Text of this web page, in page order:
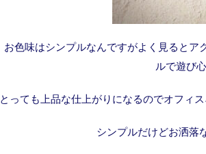
お色味はシンプルなんですがよく見るとア
ルで遊び
とっても上品な仕上がりになるのでオフィ
シンプルだけどお洒落